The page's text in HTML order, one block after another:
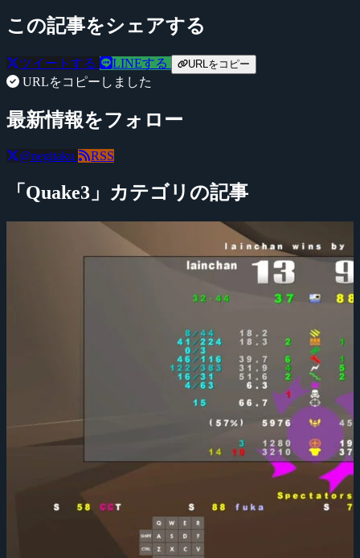
この記事をシェアする
ツイートする LINEする URLをコピー
URLをコピーしました
最新情報をフォロー
@negitaku RSS
「Quake3」カテゴリの記事